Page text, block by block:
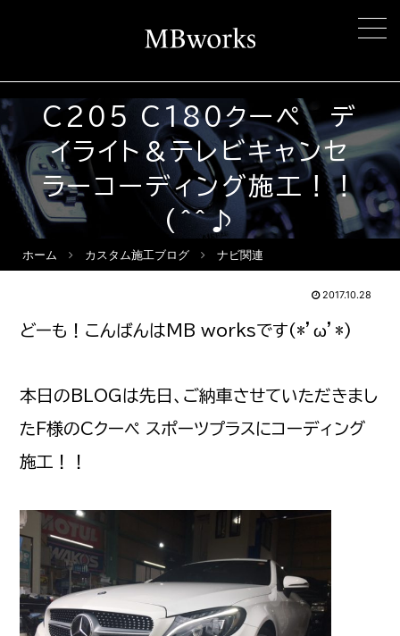
C205 C180クーペ デ
イライト＆テレビキャンセ
ラーコーディング施工！！
(^^♪
ホーム カスタム施工ブログ ナビ関連
2017.10.28
どーも！こんばんはMB worksです(*’ω’*)
本日のBLOGは先日、ご納車させていただきまし
たF様のCクーペ スポーツプラスにコーディング
施工！！